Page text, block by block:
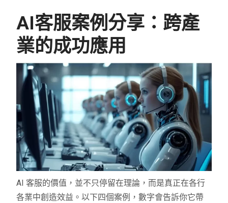
AI客服案例分享：跨產
業的成功應用
AI 客服的價值，並不只停留在理論，而是真正在各行
各業中創造效益。以下四個案例，數字會告訴你它帶